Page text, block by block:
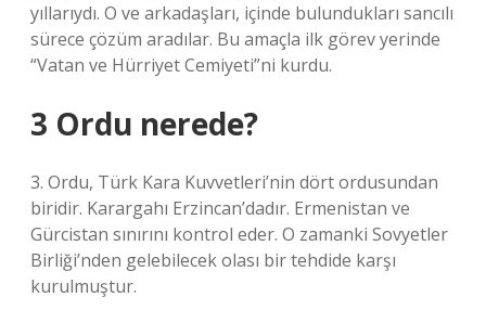
yıllarıydı. O ve arkadaşları, içinde bulundukları sancılı
sürece çözüm aradılar. Bu amaçla ilk görev yerinde
“Vatan ve Hürriyet Cemiyeti”ni kurdu.
3 Ordu nerede?
3. Ordu, Türk Kara Kuvvetleri’nin dört ordusundan
biridir. Karargahı Erzincan’dadır. Ermenistan ve
Gürcistan sınırını kontrol eder. O zamanki Sovyetler
Birliği’nden gelebilecek olası bir tehdide karşı
kurulmuştur.